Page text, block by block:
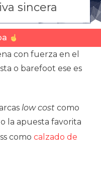
sincera
con fuerza en el
o barefoot ese es
low cost como
la apuesta favorita
como calzado de